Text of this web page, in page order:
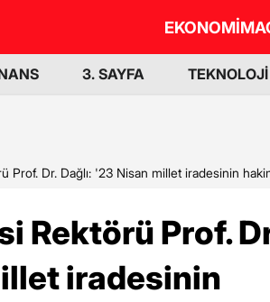
EKONOMİ
3. SAYFA TEKNOLOJİ
Prof. Dr. Dağlı: '23 Nisan millet iradesinin
Rektörü Prof.
iradesinin